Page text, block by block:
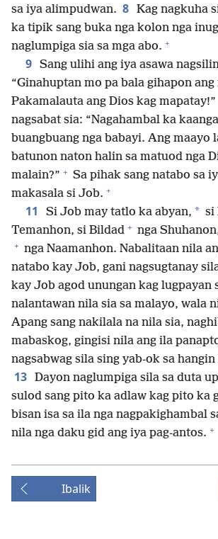
sa iya alimpudwan. 8 Kag nagkuha
ka tipik sang buka nga kolon nga
naglumpiga sia sa mga abo. +
9 Sang ulihi ang iya asawa
“Ginahuptan mo pa bala gihapon
Pakamalauta ang Dios kag mapatay!”
nagsabat sia: “Nagahambal ka
buangbuang nga babayi. Ang maayo
batunon naton halin sa matuod nga
malain?” + Sa pihak sang natabo sa
makasala si Job. +
11 Si Job may tatlo ka abyan, * si
Temanhon, si Bildad + nga
+ nga Naamanhon. Nabalitaan nila
natabo kay Job, gani nagsugtanay
kay Job agod unungan kag lugpayan
nalantawan nila sia sa malayo, wala
Apang sang nakilala na nila sia,
mabaskog, gingisi nila ang ila
nagsabwag sila sing yab-ok sa
13 Dayon naglumpiga sila sa duta
sulod sang pito ka adlaw kag pito ka
bisan isa sa ila nga nagpakighambal
nila nga daku gid ang iya pag-antos. +
Ibalik